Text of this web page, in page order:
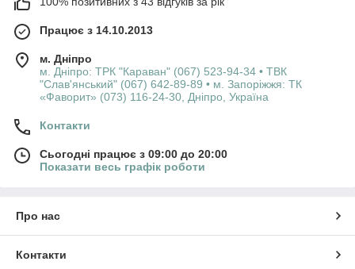
Працює з 14.10.2013
м. Дніпро
м. Дніпро: ТРК "Караван" (067) 523-94-34 • ТВК
"Слав'янський" (067) 642-89-89 • м. Запоріжжя: ТК
«Фаворит» (073) 116-24-30, Дніпро, Україна
Контакти
Сьогодні працює з 09:00 до 20:00
Показати весь графік роботи
Про нас
Контакти